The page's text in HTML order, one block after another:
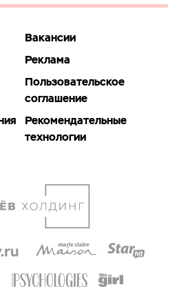
Вакансии
Реклама
Пользовательское
соглашение
Рекомендательные
технологии